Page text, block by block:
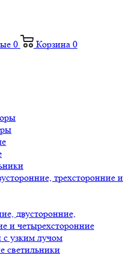
0 Корзина 0
трехсторонние и
двусторонние,
и четырехсторонние
узким лучом
светильники